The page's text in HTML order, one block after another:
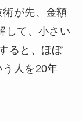
が先、金額
して、小さい
ると、ほぼ
人を20年